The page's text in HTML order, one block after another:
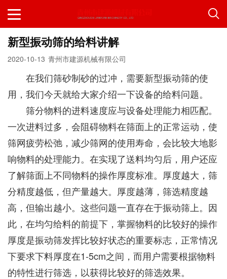
新型振动筛的给料讲解
2020-10-13 青州市建源机械有限公司
在我们筛砂制砂的过冲，需要新型振动筛的使
用，我们今天就给大家介绍一下设备的给料问题。
筛分物料的进料速度应与设备处理能力相匹配。
一次进料过多，会阻碍物料在筛面上的正常运动，使
筛网疲劳松弛，减少筛网的使用寿命，会比较大地影
响物料的处理能力。在实现了送料均匀后，用户还应
了解筛面上不同物料的操作厚度标准。厚度越大，筛
分精度越低，但产量越大。厚度越薄，筛选精度越
高，但输出越小。这些问题一直存在于振动筛上。因
此，在均匀给料的前提下，掌握物料的比较好的操作
厚度是振动筛发挥比较好状态的重要标志，正常情况
下要求下料厚度在1-5cm之间，而用户需要根据物料
的特性进行筛选，以获得比较好的筛选效果。